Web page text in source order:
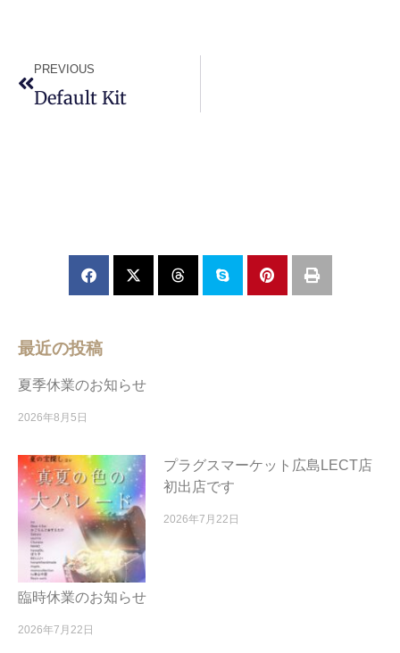
PREVIOUS
Default Kit
最近の投稿
夏季休業のお知らせ
2026年8月5日
プラグスマーケット広島LECT店
初出店です
2026年7月22日
臨時休業のお知らせ
2026年7月22日